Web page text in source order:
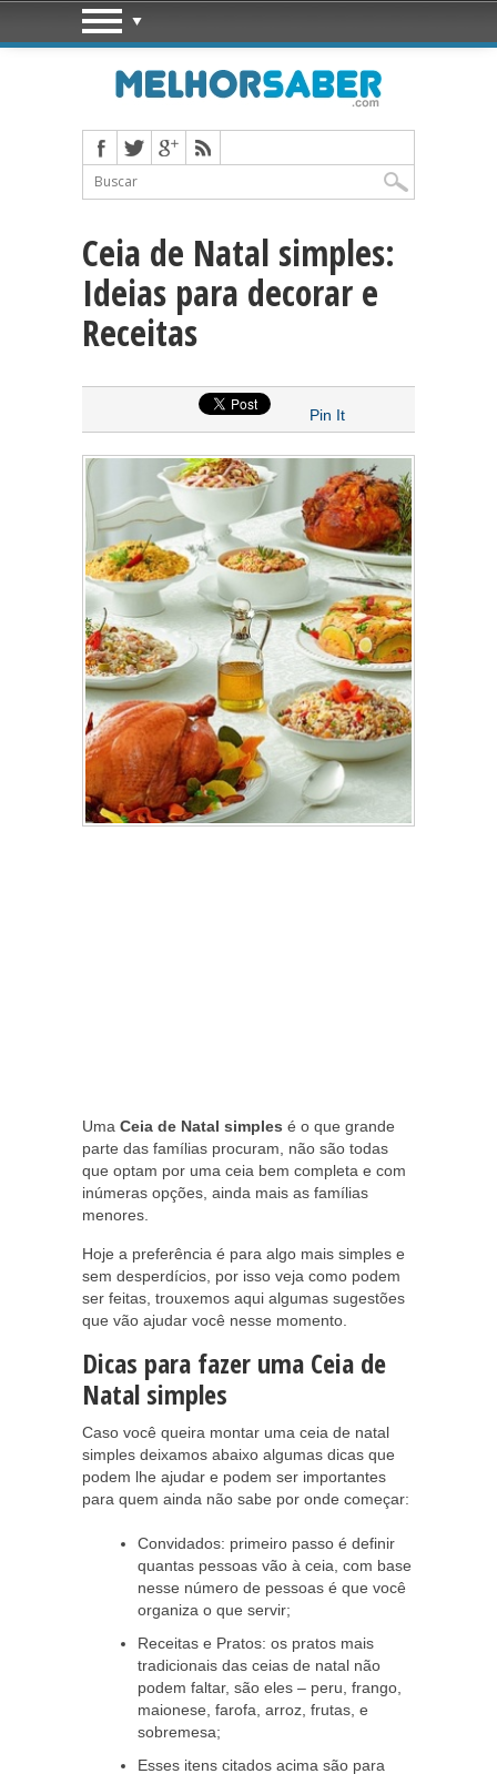
Ceia de Natal simples:
Ideias para decorar e
Receitas
Pin It
Uma Ceia de Natal simples é o que grande
parte das famílias procuram, não são todas
que optam por uma ceia bem completa e com
inúmeras opções, ainda mais as famílias
menores.
Hoje a preferência é para algo mais simples e
sem desperdícios, por isso veja como podem
ser feitas, trouxemos aqui algumas sugestões
que vão ajudar você nesse momento.
Dicas para fazer uma Ceia de
Natal simples
Caso você queira montar uma ceia de natal
simples deixamos abaixo algumas dicas que
podem lhe ajudar e podem ser importantes
para quem ainda não sabe por onde começar:
Convidados: primeiro passo é definir
quantas pessoas vão à ceia, com base
nesse número de pessoas é que você
organiza o que servir;
Receitas e Pratos: os pratos mais
tradicionais das ceias de natal não
podem faltar, são eles – peru, frango,
maionese, farofa, arroz, frutas, e
sobremesa;
Esses itens citados acima são para